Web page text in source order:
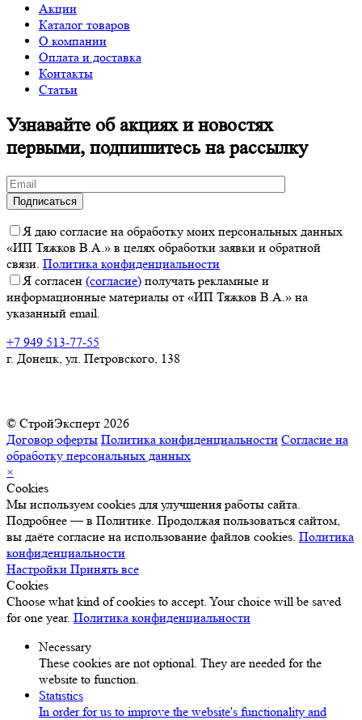
Акции
Каталог товаров
О компании
Оплата и доставка
Контакты
Статьи
Узнавайте об акциях и новостях
первыми, подпишитесь на рассылку
Я даю согласие на обработку моих персональных данных
«ИП Тяжков В.А.» в целях обработки заявки и обратной
связи. Политика конфиденциальности
Я согласен (согласие) получать рекламные и
информационные материалы от «ИП Тяжков В.А.» на
указанный email.
+7 949 513-77-55
г. Донецк, ул. Петровского, 138
© СтройЭксперт 2026
Договор оферты Политика конфиденциальности Согласие на
обработку персональных данных
×
Cookies
Мы используем cookies для улучшения работы сайта.
Подробнее — в Политике. Продолжая пользоваться сайтом,
вы даёте согласие на использование файлов cookies. Политика
конфиденциальности
Настройки Принять все
Cookies
Choose what kind of cookies to accept. Your choice will be saved
for one year. Политика конфиденциальности
Necessary
These cookies are not optional. They are needed for the
website to function.
Statistics
In order for us to improve the website's functionality and